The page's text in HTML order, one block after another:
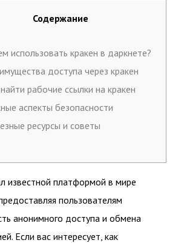
Содержание
использовать кракен в даркнете?
доступа через кракен
рабочие ссылки на кракен
аспекты безопасности
ресурсы и советы
известной платформой в мире
пользователям
анонимного доступа и обмена
Если вас интересует, как